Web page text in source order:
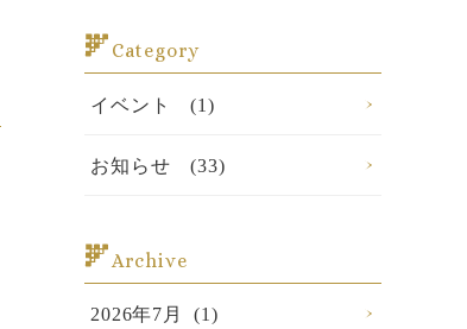
Category
イベント (1)
お知らせ (33)
Archive
2026年7月 (1)